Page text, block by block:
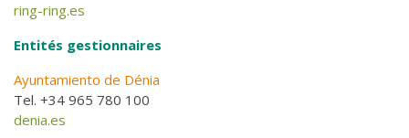
ring-ring.es
Entités gestionnaires
Ayuntamiento de Dénia
Tel. +34 965 780 100
denia.es